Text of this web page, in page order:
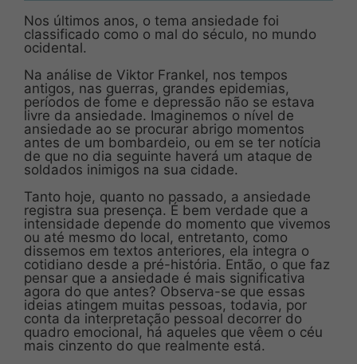
Nos últimos anos, o tema ansiedade foi
classificado como o mal do século, no mundo
ocidental.
Na análise de Viktor Frankel, nos tempos
antigos, nas guerras, grandes epidemias,
períodos de fome e depressão não se estava
livre da ansiedade. Imaginemos o nível de
ansiedade ao se procurar abrigo momentos
antes de um bombardeio, ou em se ter notícia
de que no dia seguinte haverá um ataque de
soldados inimigos na sua cidade.
Tanto hoje, quanto no passado, a ansiedade
registra sua presença. É bem verdade que a
intensidade depende do momento que vivemos
ou até mesmo do local, entretanto, como
dissemos em textos anteriores, ela integra o
cotidiano desde a pré-história. Então, o que faz
pensar que a ansiedade é mais significativa
agora do que antes? Observa-se que essas
ideias atingem muitas pessoas, todavia, por
conta da interpretação pessoal decorrer do
quadro emocional, há aqueles que vêem o céu
mais cinzento do que realmente está.